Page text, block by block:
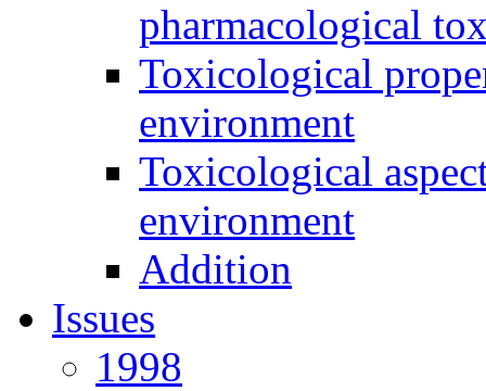
pharmacological
Toxicological
environment
Toxicological
environment
Addition
Issues
1998